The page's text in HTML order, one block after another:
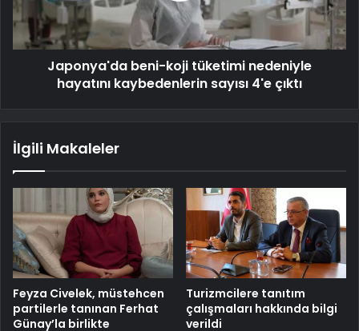
Japonya'da beni-koji tüketimi nedeniyle
hayatını kaybedenlerin sayısı 4'e çıktı
İlgili Makaleler
Feyza Civelek, müstehcen
partilerle tanınan Ferhat
Günay’la birlikte
Turizmcilere tanıtım
çalışmaları hakkında bilgi
verildi